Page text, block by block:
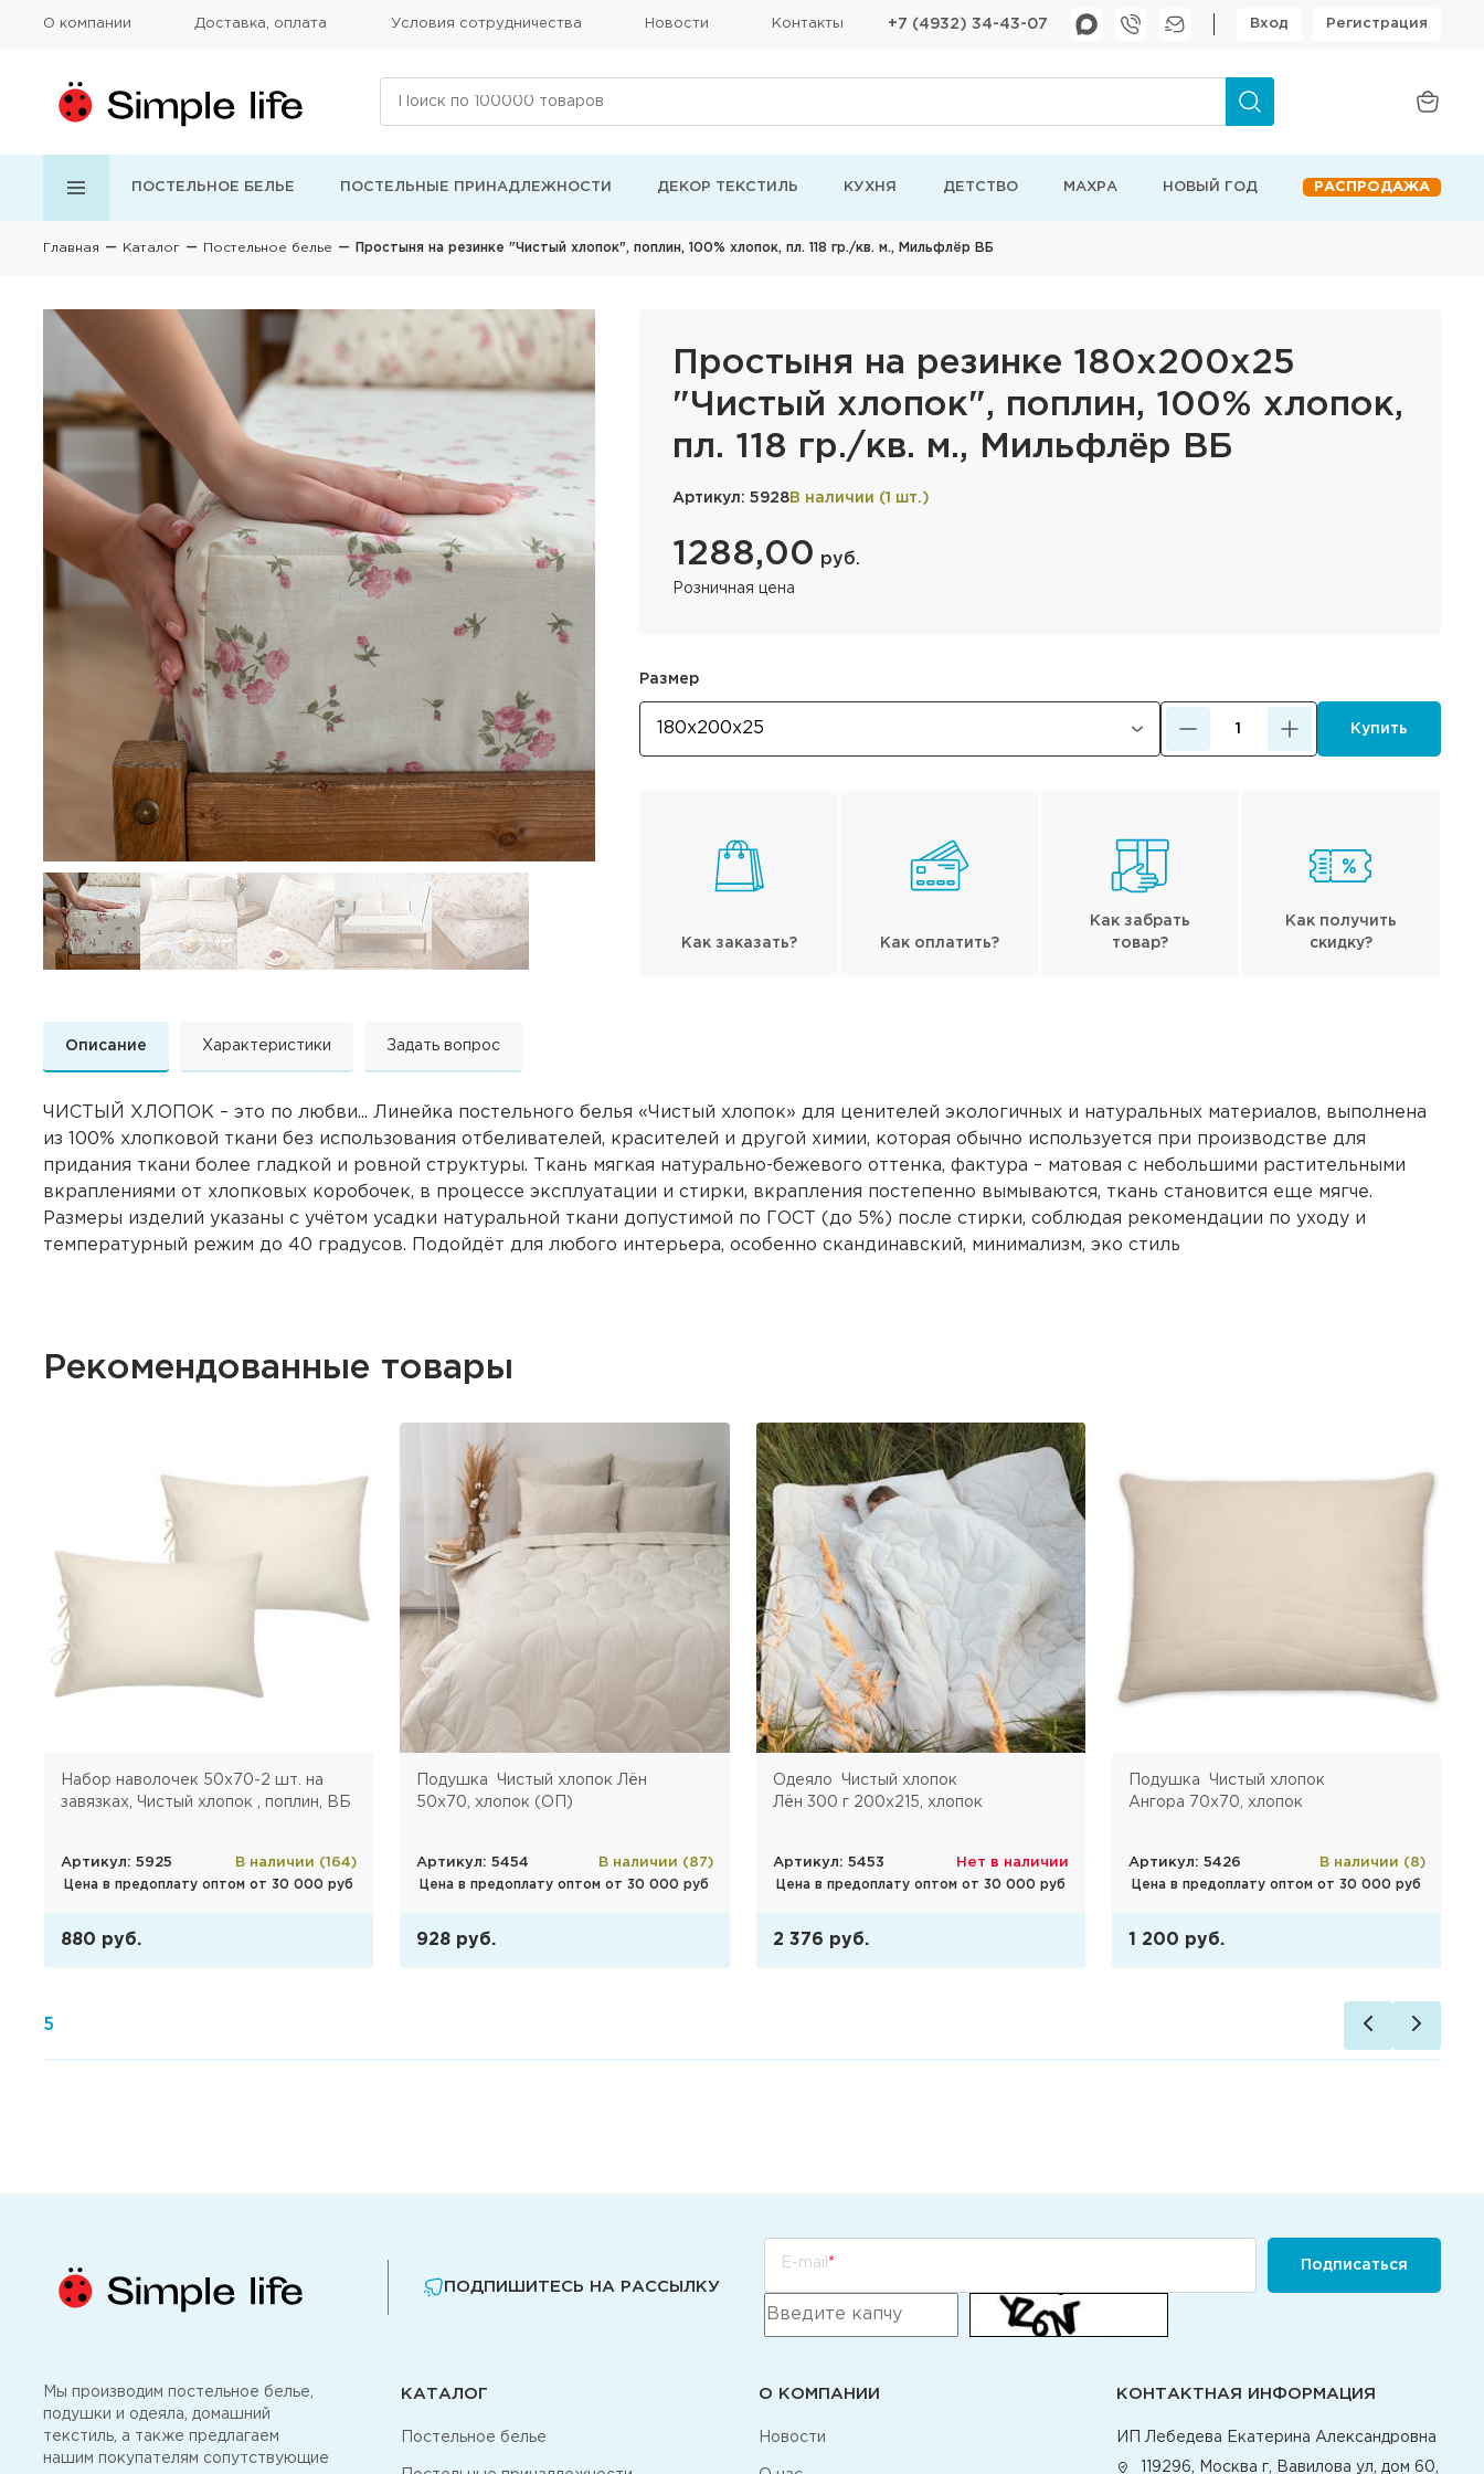
О компании Доставка, оплата Условия сотрудничества Новости Контакты +7 (4932) 34-43-07 Вход Регистрация
ПОСТЕЛЬНОЕ БЕЛЬЕ ПОСТЕЛЬНЫЕ ПРИНАДЛЕЖНОСТИ ДЕКОР ТЕКСТИЛЬ КУХНЯ ДЕТСТВО МАХРА НОВЫЙ ГОД РАСПРОДАЖА
Главная Каталог Постельное белье Простыня на резинке "Чистый хлопок", поплин, 100% хлопок, пл. 118 гр./кв. м., Мильфлёр ВБ
Простыня на резинке 180х200х25
"Чистый хлопок", поплин, 100% хлопок,
пл. 118 гр./кв. м., Мильфлёр ВБ
Артикул: 5928В наличии (1 шт.)
1288,00 руб.
Розничная цена
Размер
Купить
Как заказать? Как оплатить?
Как забрать
товар?
Как получить
скидку?
Описание Характеристики Задать вопрос
ЧИСТЫЙ ХЛОПОК – это по любви... Линейка постельного белья «Чистый хлопок» для ценителей экологичных и натуральных материалов, выполнена
из 100% хлопковой ткани без использования отбеливателей, красителей и другой химии, которая обычно используется при производстве для
придания ткани более гладкой и ровной структуры. Ткань мягкая натурально-бежевого оттенка, фактура – матовая с небольшими растительными
вкраплениями от хлопковых коробочек, в процессе эксплуатации и стирки, вкрапления постепенно вымываются, ткань становится еще мягче.
Размеры изделий указаны с учётом усадки натуральной ткани допустимой по ГОСТ (до 5%) после стирки, соблюдая рекомендации по уходу и
температурный режим до 40 градусов. Подойдёт для любого интерьера, особенно скандинавский, минимализм, эко стиль
Рекомендованные товары
Набор наволочек 50х70-2 шт. на
завязках, Чистый хлопок , поплин, ВБ
Артикул: 5925
В наличии (164)
Цена в предоплату оптом от 30 000 руб
880 руб.
Подушка Чистый хлопок Лён
50х70, хлопок (ОП)
Артикул: 5454
В наличии (87)
Цена в предоплату оптом от 30 000 руб
928 руб.
Одеяло Чистый хлопок
Лён 300 г 200х215, хлопок
Артикул: 5453
Нет в наличии
Цена в предоплату оптом от 30 000 руб
2 376 руб.
Подушка Чистый хлопок
Ангора 70х70, хлопок
Артикул: 5426
В наличии (8)
Цена в предоплату оптом от 30 000 руб
1 200 руб.
5
ПОДПИШИТЕСЬ НА РАССЫЛКУ
E-mail Подписаться
Мы производим постельное белье,
подушки и одеяла, домашний
текстиль, а также предлагаем
нашим покупателям сопутствующие
КАТАЛОГ
Постельное белье
О КОМПАНИИ
Новости
КОНТАКТНАЯ ИНФОРМАЦИЯ
ИП Лебедева Екатерина Александровна
119296, Москва г, Вавилова ул, дом 60,